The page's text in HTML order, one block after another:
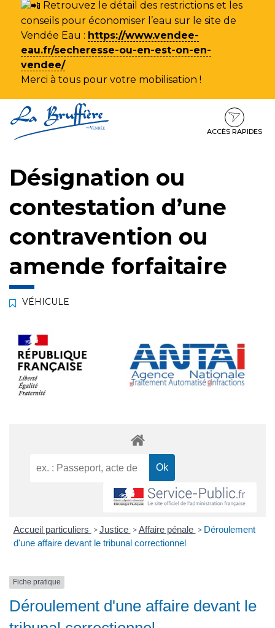
Retrouvez le détail des restrictions et les
conseils pour économiser l’eau sur le site de
Vendée Eau : https://www.vendee-
eau.fr/secheresse-ou-en-est-on-en-
vendee/
Merci à tous pour votre mobilisation !
au
contenu
au
ACCÈS RAPIDES
Désignation ou
contestation d’une
contravention ou
amende forfaitaire
VÉHICULE
Accueil particuliers > Justice > Affaire pénale > Déroulement
d'une affaire devant le tribunal correctionnel
Fiche pratique
Déroulement d'une affaire devant le